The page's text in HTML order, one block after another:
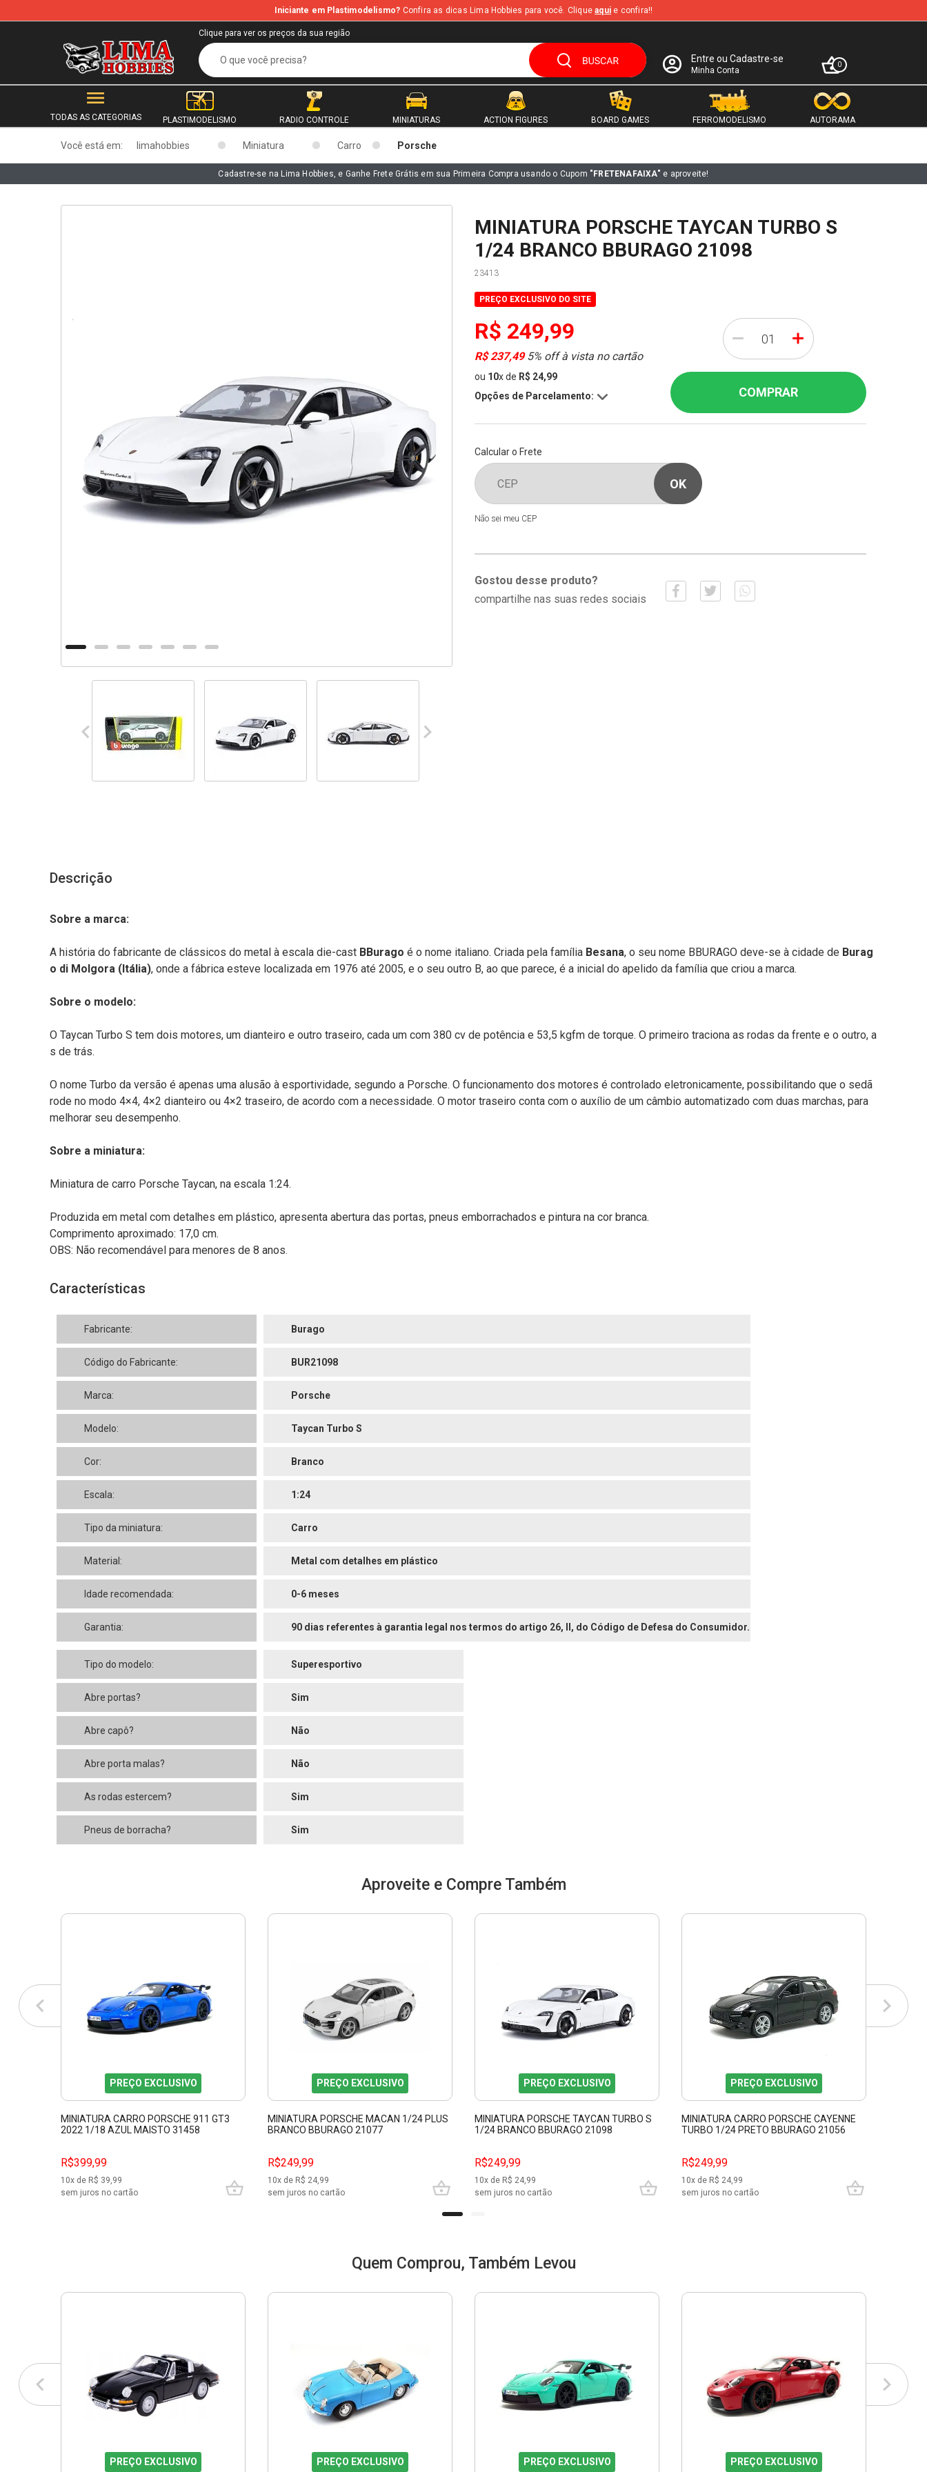
b
Iniciante em Plastimodelismo? Confira as dicas Lima Hobbies para você. Cliqueaqui e confira!!
Clique para ver os preços da sua região
Entre ou Cadastre-se
Minha Conta
0
TODAS AS CATEGORIAS PLASTIMODELISMO RADIO CONTROLE MINIATURAS ACTION FIGURES BOARD GAMES FERROMODELISMO AUTORAMA
Você está em: limahobbies Miniatura Carro Porsche
Cadastre-se na Lima Hobbies, e Ganhe Frete Grátis em sua Primeira Compra usando o Cupom "FRETENAFAIXA" e aproveite!
MINIATURA PORSCHE TAYCAN TURBO S
1/24 BRANCO BBURAGO 21098
23413
PREÇO EXCLUSIVO DO SITE
R$ 249,99
R$ 237,495% off à vista no cartão
ou 10xde R$ 24,99
Opções de Parcelamento:
- +
COMPRAR
Calcular o Frete
Não sei meu CEP
Gostou desse produto?
compartilhe nas suas redes sociais
Descrição
Sobre a marca:
A história do fabricante de clássicos do metal à escala die-cast BBurago é o nome italiano. Criada pela família Besana, o seu nome BBURAGO deve-se à cidade de Burag
o di Molgora (Itália), onde a fábrica esteve localizada em 1976 até 2005, e o seu outro B, ao que parece, é a inicial do apelido da família que criou a marca.
Sobre o modelo:
O Taycan Turbo S tem dois motores, um dianteiro e outro traseiro, cada um com 380 cv de potência e 53,5 kgfm de torque. O primeiro traciona as rodas da frente e o outro, a
s de trás.
O nome Turbo da versão é apenas uma alusão à esportividade, segundo a Porsche. O funcionamento dos motores é controlado eletronicamente, possibilitando que o sedã
rode no modo 4×4, 4×2 dianteiro ou 4×2 traseiro, de acordo com a necessidade. O motor traseiro conta com o auxílio de um câmbio automatizado com duas marchas, para
melhorar seu desempenho.
Sobre a miniatura:
Miniatura de carro Porsche Taycan, na escala 1:24.
Produzida em metal com detalhes em plástico, apresenta abertura das portas, pneus emborrachados e pintura na cor branca.
Comprimento aproximado: 17,0 cm.
OBS: Não recomendável para menores de 8 anos.
Características
Fabricante: Burago
Código do Fabricante: BUR21098
Marca: Porsche
Modelo: Taycan Turbo S
Cor: Branco
Escala: 1:24
Tipo da miniatura: Carro
Material: Metal com detalhes em plástico
Idade recomendada: 0-6 meses
Garantia: 90 dias referentes à garantia legal nos termos do artigo 26, II, do Código de Defesa do Consumidor.
Tipo do modelo: Superesportivo
Abre portas? Sim
Abre capô? Não
Abre porta malas? Não
As rodas estercem? Sim
Pneus de borracha? Sim
Aproveite e Compre Também
PREÇO EXCLUSIVO
MINIATURA CARRO PORSCHE 911 GT3
2022 1/18 AZUL MAISTO 31458
R$399,99
10x de R$ 39,99
sem juros no cartão
PREÇO EXCLUSIVO
MINIATURA PORSCHE MACAN 1/24 PLUS
BRANCO BBURAGO 21077
R$249,99
10x de R$ 24,99
sem juros no cartão
PREÇO EXCLUSIVO
MINIATURA PORSCHE TAYCAN TURBO S
1/24 BRANCO BBURAGO 21098
R$249,99
10x de R$ 24,99
sem juros no cartão
PREÇO EXCLUSIVO
MINIATURA CARRO PORSCHE CAYENNE
TURBO 1/24 PRETO BBURAGO 21056
R$249,99
10x de R$ 24,99
sem juros no cartão
Quem Comprou, Também Levou
PREÇO EXCLUSIVO PREÇO EXCLUSIVO PREÇO EXCLUSIVO PREÇO EXCLUSIVO